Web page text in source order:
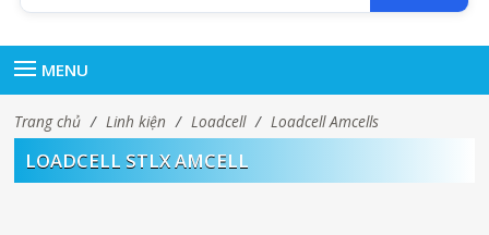
MENU
Trang chủ / Linh kiện / Loadcell / Loadcell Amcells
LOADCELL STLX AMCELL